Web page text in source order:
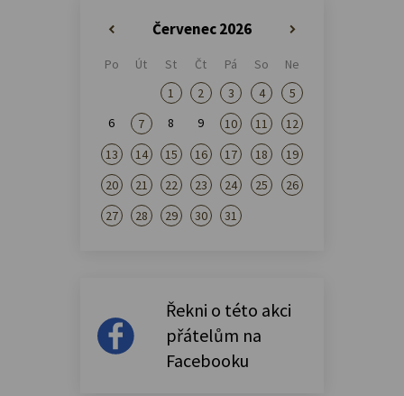
Červenec 2026
»
Po Út St Čt Pá So
Ne
1
2 3 4
5
6
7 8 9 10 11
12
13
14 15 16 17 18
19
20
21 22 23 24 25
26
27
28 29 30 31
Řekni o této akci
přátelům na
Facebooku